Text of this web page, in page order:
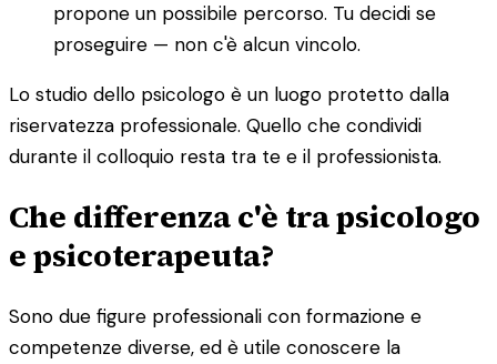
propone un possibile percorso. Tu decidi se
proseguire — non c'è alcun vincolo.
Lo studio dello psicologo è un luogo protetto dalla
riservatezza professionale. Quello che condividi
durante il colloquio resta tra te e il professionista.
Che differenza c'è tra psicologo
e psicoterapeuta?
Sono due figure professionali con formazione e
competenze diverse, ed è utile conoscere la